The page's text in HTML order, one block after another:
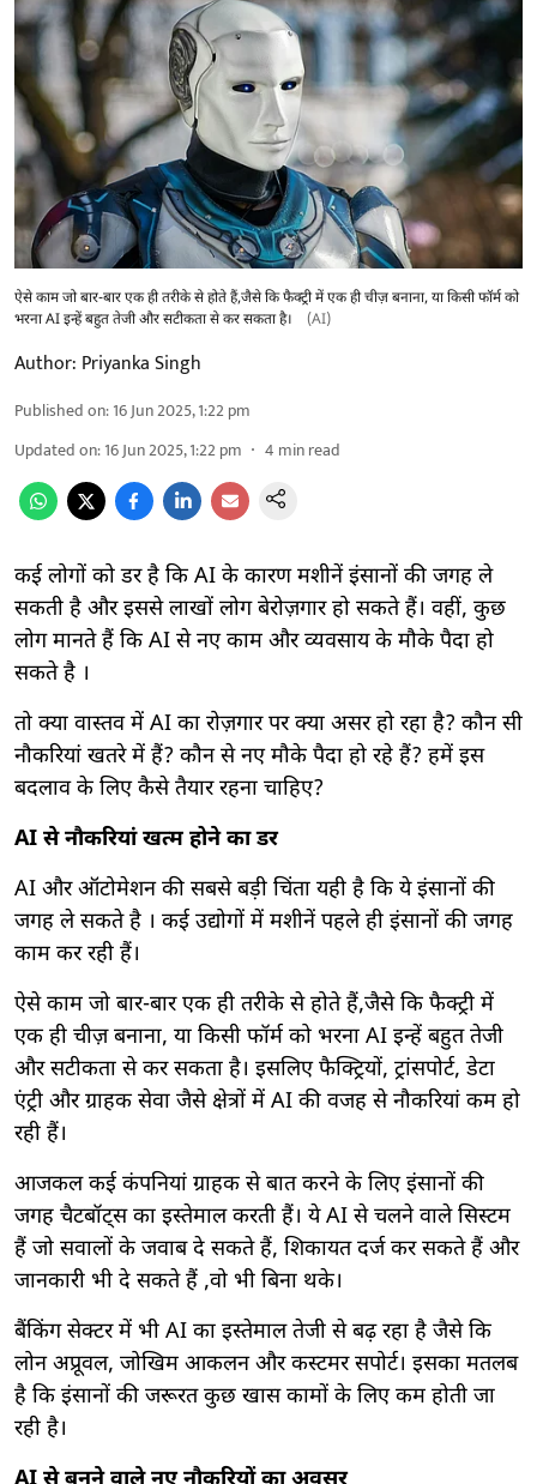
ऐसे काम जो बार-बार एक ही तरीके से होते हैं,जैसे कि फैक्ट्री में एक ही चीज़ बनाना, या किसी फॉर्म को
भरना AI इन्हें बहुत तेजी और सटीकता से कर सकता है।
(AI)
Author: Priyanka Singh
Published on:16 Jun 2025, 1:22 pm
Updated on:16 Jun 2025, 1:22 pm 4 min read
कई लोगों को डर है कि AI के कारण मशीनें इंसानों की जगह ले
सकती है और इससे लाखों लोग बेरोज़गार हो सकते हैं। वहीं, कुछ
लोग मानते हैं कि AI से नए काम और व्यवसाय के मौके पैदा हो
सकते है ।
तो क्या वास्तव में AI का रोज़गार पर क्या असर हो रहा है? कौन सी
नौकरियां खतरे में हैं? कौन से नए मौके पैदा हो रहे हैं? हमें इस
बदलाव के लिए कैसे तैयार रहना चाहिए?
AI से नौकरियां खत्म होने का डर
AI और ऑटोमेशन की सबसे बड़ी चिंता यही है कि ये इंसानों की
जगह ले सकते है । कई उद्योगों में मशीनें पहले ही इंसानों की जगह
काम कर रही हैं।
ऐसे काम जो बार-बार एक ही तरीके से होते हैं,जैसे कि फैक्ट्री में
एक ही चीज़ बनाना, या किसी फॉर्म को भरना AI इन्हें बहुत तेजी
और सटीकता से कर सकता है। इसलिए फैक्ट्रियों, ट्रांसपोर्ट, डेटा
एंट्री और ग्राहक सेवा जैसे क्षेत्रों में AI की वजह से नौकरियां कम हो
रही हैं।
आजकल कई कंपनियां ग्राहक से बात करने के लिए इंसानों की
जगह चैटबॉट्स का इस्तेमाल करती हैं। ये AI से चलने वाले सिस्टम
हैं जो सवालों के जवाब दे सकते हैं, शिकायत दर्ज कर सकते हैं और
जानकारी भी दे सकते हैं ,वो भी बिना थके।
बैंकिंग सेक्टर में भी AI का इस्तेमाल तेजी से बढ़ रहा है जैसे कि
लोन अप्रूवल, जोखिम आकलन और कस्टमर सपोर्ट। इसका मतलब
है कि इंसानों की जरूरत कुछ खास कामों के लिए कम होती जा
रही है।